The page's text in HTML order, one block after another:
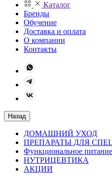
Каталог
Бренды
Обучение
Доставка и оплата
О компании
Контакты
Назад
ДОМАШНИЙ УХОД
ПРЕПАРАТЫ ДЛЯ
Функциональное питание
НУТРИЦЕВТИКА
АКЦИИ